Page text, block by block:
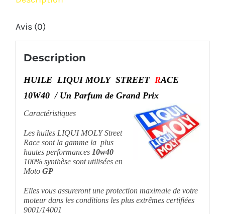
synthèse
(4lt)
Avis (0)
Description
HUILE LIQUI MOLY STREET R ACE
10W40 / Un Parfum de Grand Prix
Caractéristiques
Les huiles LIQUI MOLY Street
Race sont la gamme la plus
hautes performances 10w40
100% synthèse sont utilisées en
Moto GP
Elles vous assureront une protection maximale de votre
moteur dans les conditions les plus extrêmes certifiées
9001/14001